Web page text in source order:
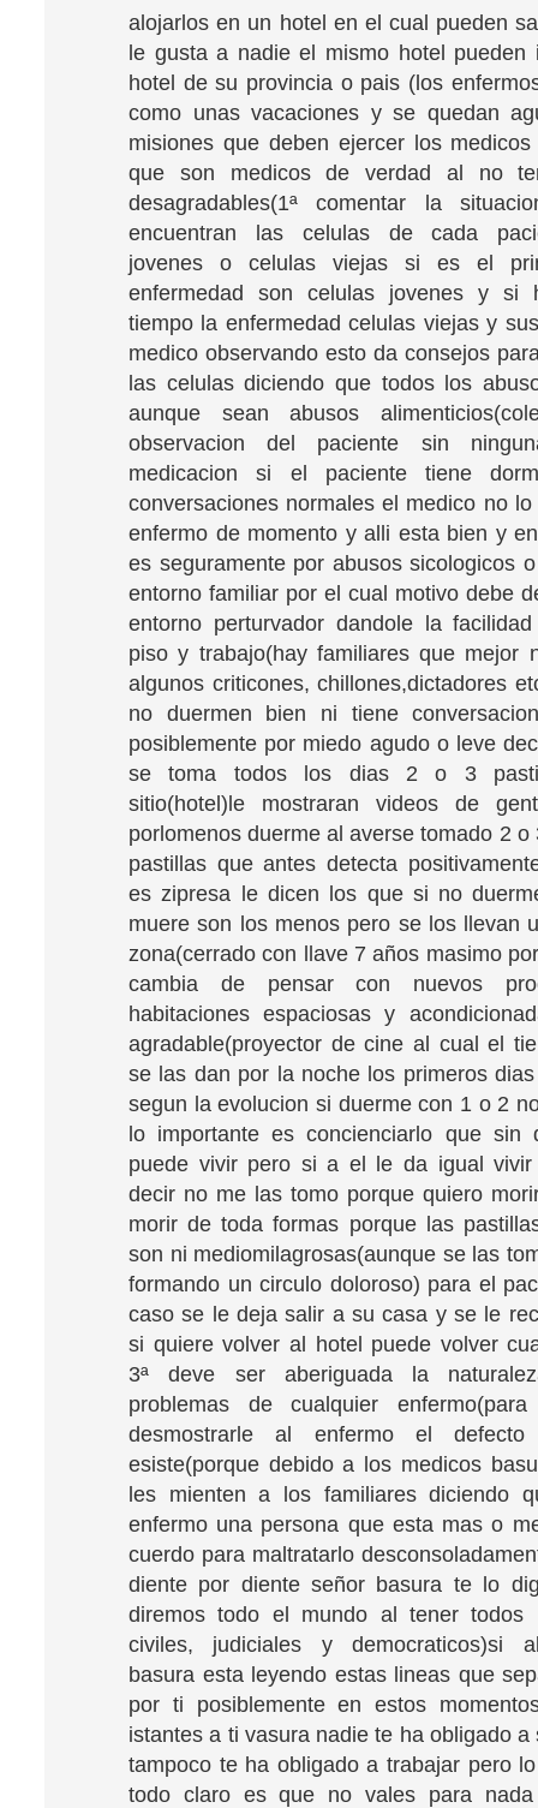
alojarlos en un hotel en el cual pueden
le gusta a nadie el mismo hotel pueden
hotel de su provincia o pais (los
como unas vacaciones y se quedan
misiones que deben ejercer los
que son medicos de verdad al no
desagradables(1ª comentar la
encuentran las celulas de cada
jovenes o celulas viejas si es el
enfermedad son celulas jovenes y si
tiempo la enfermedad celulas viejas y
medico observando esto da consejos
las celulas diciendo que todos los
aunque sean abusos
observacion del paciente sin
medicacion si el paciente tiene
conversaciones normales el medico no
enfermo de momento y alli esta bien y
es seguramente por abusos sicologicos
entorno familiar por el cual motivo debe
entorno perturvador dandole la
piso y trabajo(hay familiares que mejor
algunos criticones, chillones,dictadores
no duermen bien ni tiene
posiblemente por miedo agudo o leve
se toma todos los dias 2 o 3
sitio(hotel)le mostraran videos de
porlomenos duerme al averse tomado 2 o
pastillas que antes detecta
es zipresa le dicen los que si no
muere son los menos pero se los llevan
zona(cerrado con llave 7 años masimo
cambia de pensar con nuevos
habitaciones espaciosas y
agradable(proyector de cine al cual el
se las dan por la noche los primeros
segun la evolucion si duerme con 1 o 2
lo importante es concienciarlo que sin
puede vivir pero si a el le da igual
decir no me las tomo porque quiero
morir de toda formas porque las
son ni mediomilagrosas(aunque se las
formando un circulo doloroso) para el
caso se le deja salir a su casa y se le
si quiere volver al hotel puede volver
3ª deve ser aberiguada la
problemas de cualquier
desmostrarle al enfermo el
esiste(porque debido a los medicos
les mienten a los familiares diciendo
enfermo una persona que esta mas o
cuerdo para maltratarlo
diente por diente señor basura te lo
diremos todo el mundo al tener todos
civiles, judiciales y democraticos)si
basura esta leyendo estas lineas que
por ti posiblemente en estos
istantes a ti vasura nadie te ha obligado a
tampoco te ha obligado a trabajar pero
todo claro es que no vales para